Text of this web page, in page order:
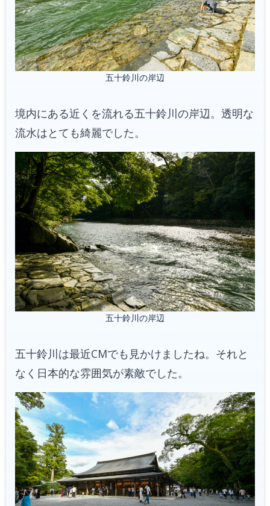
五十鈴川の岸辺
境内にある近くを流れる五十鈴川の岸辺。透明な
流水はとても綺麗でした。
五十鈴川の岸辺
五十鈴川は最近CMでも見かけましたね。それと
なく日本的な雰囲気が素敵でした。